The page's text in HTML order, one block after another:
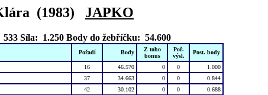
(1983) JAPKO
533 Síla: 1.250 Body do žebříčku: 54.600
Pořadí Body
Z toho
bonus
Poř.
výsl.
Post. body
16 46.570 0 0
1.000
37 34.663 0 0
0.844
42 30.102 0 0
0.688